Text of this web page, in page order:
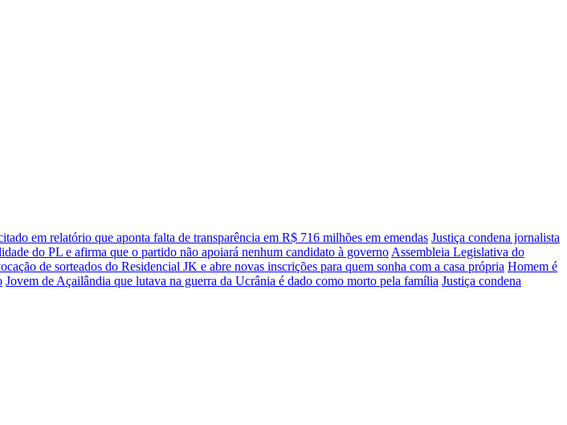
em relatório que aponta falta de transparência em R$ 716 milhões em emendas Justiça condena jornalista
do PL e afirma que o partido não apoiará nenhum candidato à governo Assembleia Legislativa do
de sorteados do Residencial JK e abre novas inscrições para quem sonha com a casa própria Homem é
Jovem de Açailândia que lutava na guerra da Ucrânia é dado como morto pela família Justiça condena